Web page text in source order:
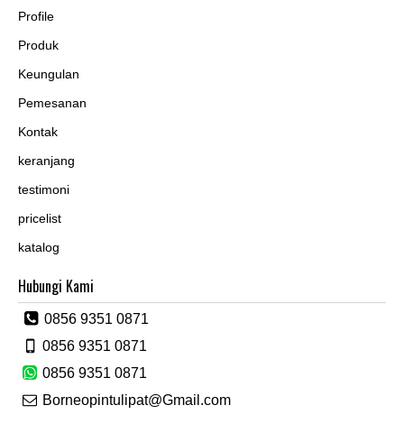
Profile
Produk
Keungulan
Pemesanan
Kontak
keranjang
testimoni
pricelist
katalog
Hubungi Kami
0856 9351 0871
0856 9351 0871
0856 9351 0871
Borneopintulipat@Gmail.com